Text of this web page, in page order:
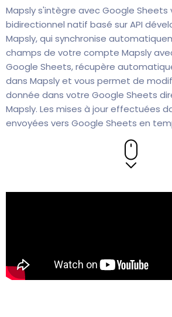
Mapsly s'intègre avec Google
bidirectionnel natif basé sur API
Mapsly, qui synchronise
champs de votre compte Mapsly
Google Sheets, récupère
dans Mapsly et vous permet de
donnée dans votre Google Sheets
Mapsly. Les mises à jour effectuées
envoyées vers Google Sheets en